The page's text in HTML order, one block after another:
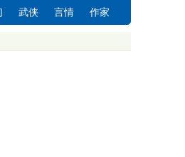
武侠 言情 作家